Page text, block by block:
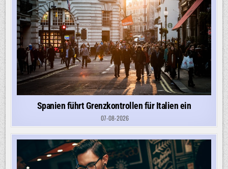
Spanien führt Grenzkontrollen für Italien ein
07-08-2026